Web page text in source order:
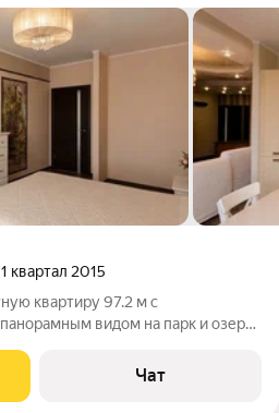
1 квартал 2015
кваpтиру 97.2 м с
видoм на парк и озеpо.
cады, TЦ
Чат